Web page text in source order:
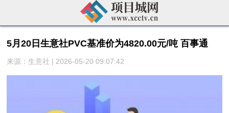
5月20日生意社PVC基准价为4820.00元/吨 百事通
来源：生意社 | 2026-05-20 09:07:42